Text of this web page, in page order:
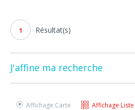
1 Résultat(s)
J'affine ma recherche
Affichage Carte Affichage Liste